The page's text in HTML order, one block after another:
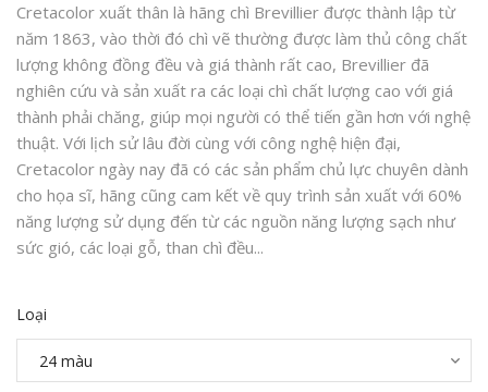
Cretacolor xuất thân là hãng chì Brevillier được thành lập từ
năm 1863, vào thời đó chì vẽ thường được làm thủ công chất
lượng không đồng đều và giá thành rất cao, Brevillier đã
nghiên cứu và sản xuất ra các loại chì chất lượng cao với giá
thành phải chăng, giúp mọi người có thể tiến gần hơn với nghệ
thuật. Với lịch sử lâu đời cùng với công nghệ hiện đại,
Cretacolor ngày nay đã có các sản phẩm chủ lực chuyên dành
cho họa sĩ, hãng cũng cam kết về quy trình sản xuất với 60%
năng lượng sử dụng đến từ các nguồn năng lượng sạch như
sức gió, các loại gỗ, than chì đều...
Loại